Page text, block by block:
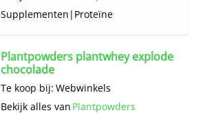
Supplementen | Proteïne
Plantpowders plantwhey explode
chocolade
Te koop bij: Webwinkels
Bekijk alles van Plantpowders